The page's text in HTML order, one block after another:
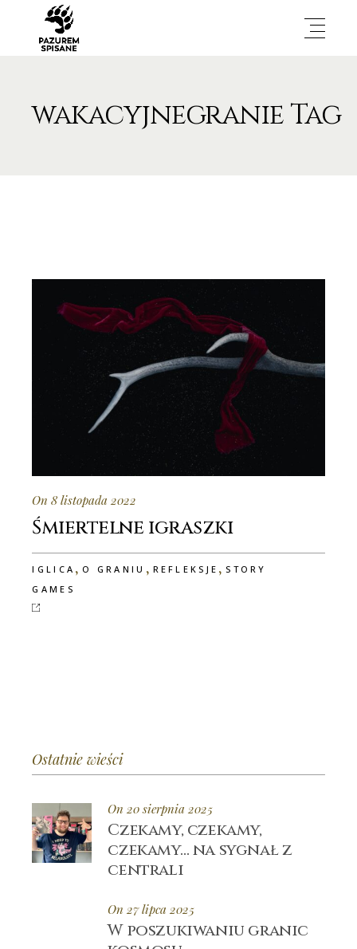
wakacyjnegranie Tag
On 8 listopada 2022
Śmiertelne igraszki
IGLICA ,O GRANIU , REFLEKSJE , STORY
GAMES
Ostatnie wieści
On 20 sierpnia 2025
Czekamy, czekamy,
czekamy… na sygnał z
centrali
On 27 lipca 2025
W poszukiwaniu granic